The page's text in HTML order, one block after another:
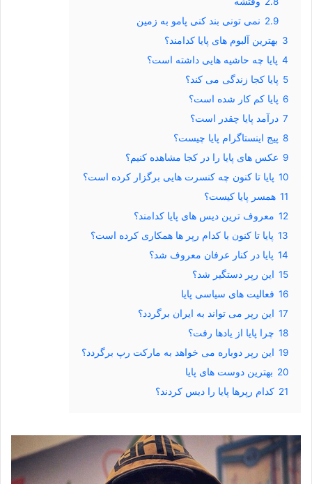
2.9 نمی تونی بند کنی پامو به زمین
3 بهترین آلبوم های پایا کدامند؟
4 پایا چه حاشیه هایی داشته است؟
5 پایا کجا زندگی می کند؟
6 پایا کم کار شده است؟
7 درآمد پایا چقدر است؟
8 پیج اینستاگرام پایا چیست؟
9 عکس های پایا را در کجا مشاهده کنیم؟
10 پایا تا کنون چه کنسرت هایی برگزار کرده است؟
11 همسر پایا کیست؟
12 معروف ترین دیس های پایا کدامند؟
13 پایا تا کنون با کدام رپر ها همکاری کرده است؟
14 پایا در کنار عرفان معروف شد؟
15 این رپر دستگیر شد؟
16 فعالیت های سیاسی پایا
17 این رپر می تواند به ایران برگردد؟
18 چرا پایا از یادها رفت؟
19 این رپر دوباره می خواهد به مارکت رپ برگردد؟
20 بهترین دوست های پایا
21 کدام رپرها پایا را دیس کردند؟